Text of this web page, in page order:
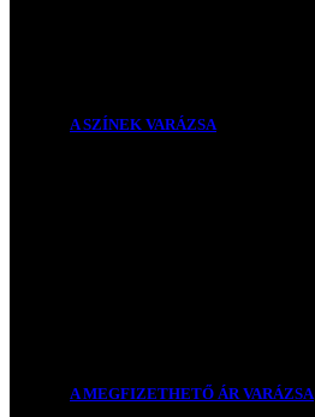
A SZÍNEK VARÁZSA
A MEGFIZETHETŐ ÁR VARÁZSA